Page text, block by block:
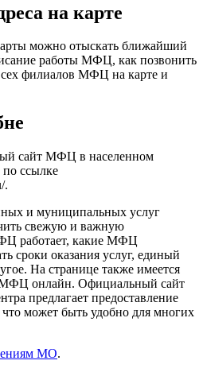
на карте
можно отыскать ближайший
работы МФЦ, как позвонить
филиалов МФЦ на карте и
сайт МФЦ в населенном
ссылке
.
и муниципальных услуг
свежую и важную
работает, какие МФЦ
сроки оказания услуг, единый
На странице также имеется
МФЦ онлайн. Официальный сайт
предлагает предоставление
может быть удобно для многих
МО.